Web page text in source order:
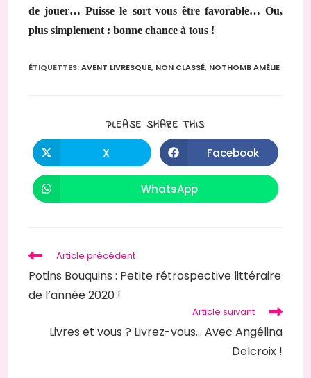
de jouer… Puisse le sort vous être favorable… Ou,
plus simplement : bonne chance à tous !
ÉTIQUETTES:AVENT LIVRESQUE, NON CLASSÉ, NOTHOMB AMÉLIE
PLEASE SHARE THISPARTAGER
Ouvrir
dans
une
X Ouvrir
dans
une
Facebook
Ouvrir
dans
WhatsApp
Read
more
articles
Article précédent
Potins Bouquins : Petite rétrospective littéraire
de l’année 2020 !
Article suivant
Livres et vous ? Livrez-vous… Avec Angélina
Delcroix !